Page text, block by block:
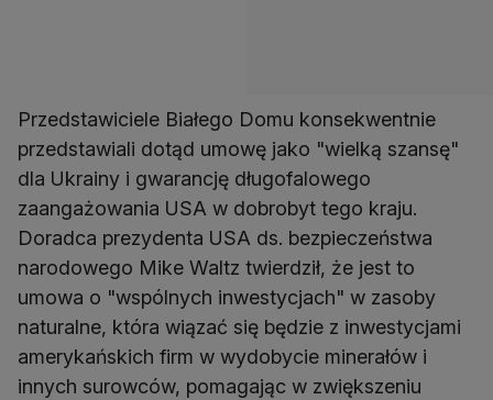
Przedstawiciele Białego Domu konsekwentnie
przedstawiali dotąd umowę jako "wielką szansę"
dla Ukrainy i gwarancję długofalowego
zaangażowania USA w dobrobyt tego kraju.
Doradca prezydenta USA ds. bezpieczeństwa
narodowego Mike Waltz twierdził, że jest to
umowa o "wspólnych inwestycjach" w zasoby
naturalne, która wiązać się będzie z inwestycjami
amerykańskich firm w wydobycie minerałów i
innych surowców, pomagając w zwiększeniu